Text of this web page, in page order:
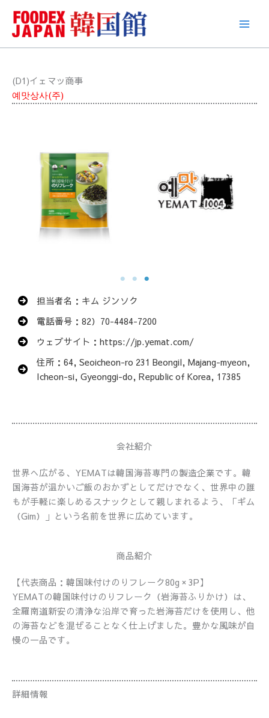
로
(D1)イェマッ商事
예맛상사(주)
担当者名：キム ジンソク
電話番号：82）70-4484-7200
ウェブサイト：https://jp.yemat.com/
住所：64, Seoicheon-ro 231 Beongil, Majang-myeon,
Icheon-si, Gyeonggi-do, Republic of Korea, 17385
会社紹介
世界へ広がる、YEMATは韓国海苔専門の製造企業です。韓
国海苔が温かいご飯のおかずとしてだけでなく、世界中の誰
もが手軽に楽しめるスナックとして親しまれるよう、「ギム
（Gim）」という名前を世界に広めています。
商品紹介
【代表商品：韓国味付けのりフレーク80g × 3P】
YEMATの韓国味付けのりフレーク（岩海苔ふりかけ）は、
全羅南道新安の清浄な沿岸で育った岩海苔だけを使用し、他
の海苔などを混ぜることなく仕上げました。豊かな風味が自
慢の一品です。
詳細情報